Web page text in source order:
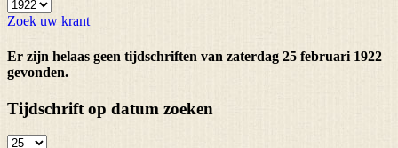
Zoek uw krant
Er zijn helaas geen tijdschriften van zaterdag 25 februari 1922
gevonden.
Tijdschrift op datum zoeken